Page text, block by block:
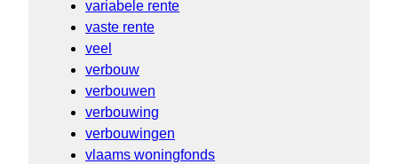
variabele rente
vaste rente
veel
verbouw
verbouwen
verbouwing
verbouwingen
vlaams woningfonds